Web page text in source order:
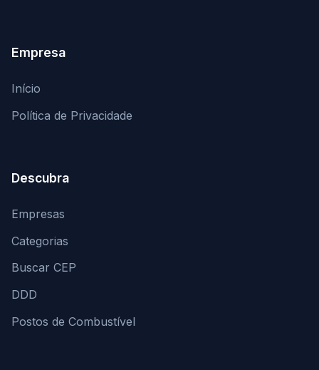
Empresa
Início
Política de Privacidade
Descubra
Empresas
Categorias
Buscar CEP
DDD
Postos de Combustível